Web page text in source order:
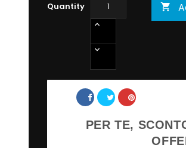
Quantity 
PER TE,